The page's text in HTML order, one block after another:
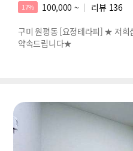
17% 100,000 ~ 리뷰 136
구미 원평동 [요정테라피] ★ 저희
약속드립니다★